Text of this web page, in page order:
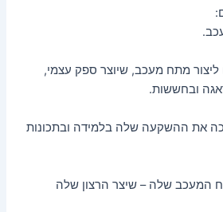
ליצור מתח מעכב, שיוצר ספק עצמי,
ובחששות.
את ההשקעה שלה בלמידה ובתכונות
המעכב שלה – שיצר הרצון שלה